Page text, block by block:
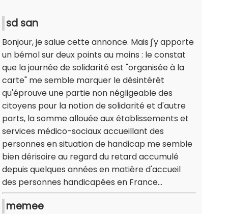
sd san
Bonjour, je salue cette annonce. Mais j'y apporte
un bémol sur deux points au moins : le constat
que la journée de solidarité est "organisée à la
carte" me semble marquer le désintérêt
qu'éprouve une partie non négligeable des
citoyens pour la notion de solidarité et d'autre
parts, la somme allouée aux établissements et
services médico-sociaux accueillant des
personnes en situation de handicap me semble
bien dérisoire au regard du retard accumulé
depuis quelques années en matière d'accueil
des personnes handicapées en France...
memee